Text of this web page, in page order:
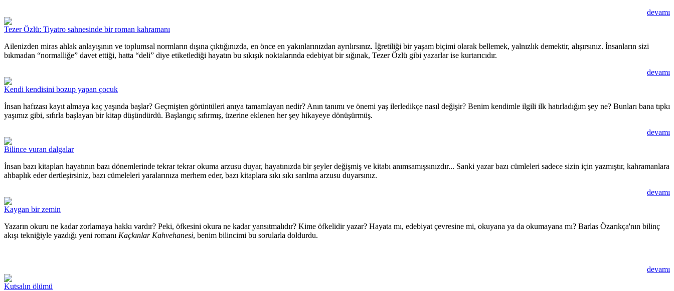
devamı
Tezer Özlü: Tiyatro sahnesinde bir roman kahramanı
Ailenizden miras ahlak anlayışının ve toplumsal normların dışına çıktığınızda, en önce en yakınlarınızdan ayrılırsınız. İğretiliği bir yaşam biçimi olarak bellemek, yalnızlık demektir, alışırsınız. İnsanların sizi
bıkmadan “normalliğe” davet ettiği, hatta “deli” diye etiketlediği hayatın bu sıkışık noktalarında edebiyat bir sığınak, Tezer Özlü gibi yazarlar ise kurtarıcıdır.
devamı
Kendi kendisini bozup yapan çocuk
İnsan hafızası kayıt almaya kaç yaşında başlar? Geçmişten görüntüleri anıya tamamlayan nedir? Anın tanımı ve önemi yaş ilerledikçe nasıl değişir? Benim kendimle ilgili ilk hatırladığım şey ne? Bunları bana tıpkı
yaşımız gibi, sıfırla başlayan bir kitap düşündürdü. Başlangıç sıfırmış, üzerine eklenen her şey hikayeye dönüşürmüş.
devamı
Bilince vuran dalgalar
İnsan bazı kitapları hayatının bazı dönemlerinde tekrar tekrar okuma arzusu duyar, hayatınızda bir şeyler değişmiş ve kitabı anımsamışsınızdır... Sanki yazar bazı cümleleri sadece sizin için yazmıştır, kahramanlara
ahbaplık eder dertleşirsiniz, bazı cümeleleri yaralarınıza merhem eder, bazı kitaplara sıkı sıkı sarılma arzusu duyarsınız.
devamı
Kaygan bir zemin
Yazarın okuru ne kadar zorlamaya hakkı vardır? Peki, öfkesini okura ne kadar yansıtmalıdır? Kime öfkelidir yazar? Hayata mı, edebiyat çevresine mi, okuyana ya da okumayana mı? Barlas Özarıkça'nın bilinç
akışı tekniğiyle yazdığı yeni romanı Kaçkınlar Kahvehanesi, benim bilincimi bu sorularla doldurdu.
devamı
Kutsalın ölümü